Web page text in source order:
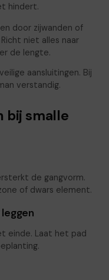
hindert.
door zijwanden of
niet alles naar
de lengte.
aansluitingen. Bij
verstandig.
bij smalle
de gangvorm.
of dwars element.
einde. Laat het pad